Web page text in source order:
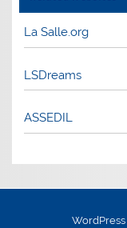
La Salle.org
LSDreams
ASSEDIL